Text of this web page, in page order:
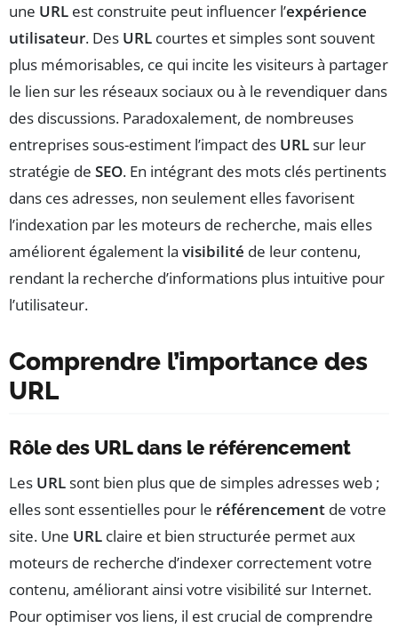
une URL est construite peut influencer l’expérience
utilisateur. Des URL courtes et simples sont souvent
plus mémorisables, ce qui incite les visiteurs à partager
le lien sur les réseaux sociaux ou à le revendiquer dans
des discussions. Paradoxalement, de nombreuses
entreprises sous-estiment l’impact des URLsur leur
stratégie de SEO. En intégrant des mots clés pertinents
dans ces adresses, non seulement elles favorisent
l’indexation par les moteurs de recherche, mais elles
améliorent également la visibilité de leur contenu,
rendant la recherche d’informations plus intuitive pour
l’utilisateur.
Comprendre l’importance des
URL
Rôle des URL dans le référencement
Les URLsont bien plus que de simples adresses web ;
elles sont essentielles pour le référencement de votre
site. Une URL claire et bien structurée permet aux
moteurs de recherche d’indexer correctement votre
contenu, améliorant ainsi votre visibilité sur Internet.
Pour optimiser vos liens, il est crucial de comprendre